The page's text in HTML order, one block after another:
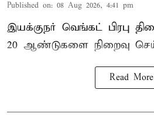
Published on: 08 Aug 2026, 4:41 pm
இயக்குநர் வெங்கட் பிரபு
20 ஆண்டுகளை நிறைவு
Read More